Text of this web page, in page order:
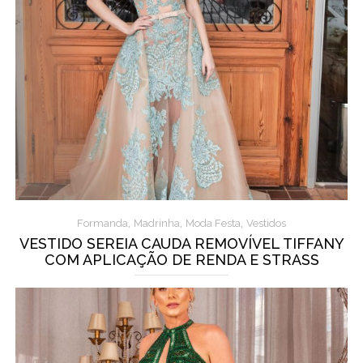
Formanda, Madrinha, Moda Festa, Vestidos
VESTIDO SEREIA CAUDA REMOVÍVEL TIFFANY
COM APLICAÇÃO DE RENDA E STRASS